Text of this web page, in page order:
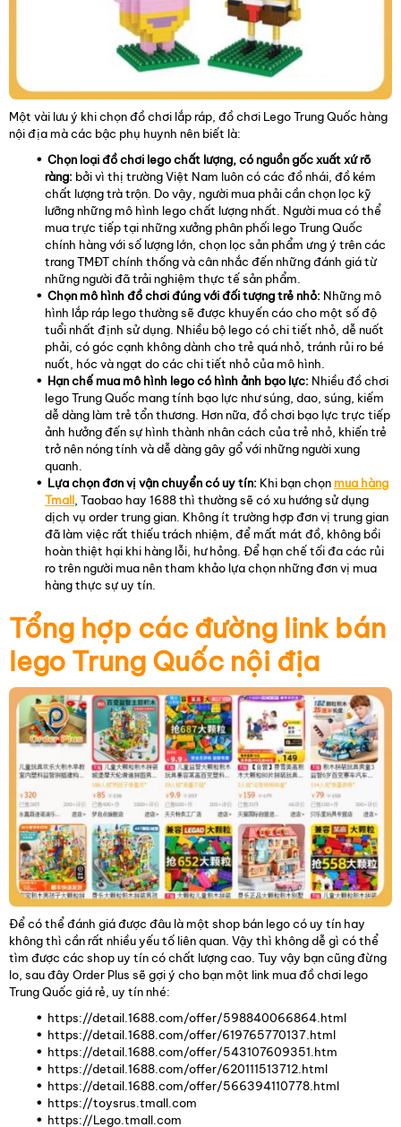
Một vài lưu ý khi chọn đồ chơi lắp ráp, đồ chơi Lego Trung Quốc hàng
nội địa mà các bậc phụ huynh nên biết là:
Chọn loại đồ chơi lego chất lượng, có nguồn gốc xuất xứ rõ
ràng: bởi vì thị trường Việt Nam luôn có các đồ nhái, đồ kém
chất lượng trà trộn. Do vậy, người mua phải cần chọn lọc kỹ
lưỡng những mô hình lego chất lượng nhất. Người mua có thể
mua trực tiếp tại những xưởng phân phối lego Trung Quốc
chính hàng với số lượng lớn, chọn lọc sản phẩm ưng ý trên các
trang TMĐT chính thống và cân nhắc đến những đánh giá từ
những người đã trải nghiệm thực tế sản phẩm.
Chọn mô hình đồ chơi đúng với đối tượng trẻ nhỏ: Những mô
hình lắp ráp lego thường sẽ được khuyến cáo cho một số độ
tuổi nhất định sử dụng. Nhiều bộ lego có chi tiết nhỏ, dễ nuốt
phải, có góc cạnh không dành cho trẻ quá nhỏ, tránh rủi ro bé
nuốt, hóc và ngạt do các chi tiết nhỏ của mô hình.
Hạn chế mua mô hình lego có hình ảnh bạo lực: Nhiều đồ chơi
lego Trung Quốc mang tính bạo lực như súng, dao, súng, kiếm
dễ dàng làm trẻ tổn thương. Hơn nữa, đồ chơi bạo lực trực tiếp
ảnh hưởng đến sự hình thành nhân cách của trẻ nhỏ, khiến trẻ
trở nên nóng tính và dễ dàng gây gổ với những người xung
quanh.
Lựa chọn đơn vị vận chuyển có uy tín: Khi bạn chọnmua hàng
Tmall, Taobao hay 1688 thì thường sẽ có xu hướng sử dụng
dịch vụ order trung gian. Không ít trường hợp đơn vị trung gian
đã làm việc rất thiếu trách nhiệm, để mất mát đồ, không bồi
hoàn thiệt hại khi hàng lỗi, hư hỏng. Để hạn chế tối đa các rủi
ro trên người mua nên tham khảo lựa chọn những đơn vị mua
hàng thực sự uy tín.
Tổng hợp các đường link bán
lego Trung Quốc nội địa
Để có thể đánh giá được đâu là một shop bán lego có uy tín hay
không thì cần rất nhiều yếu tố liên quan. Vậy thì không dễ gì có thể
tìm được các shop uy tín có chất lượng cao. Tuy vậy bạn cũng đừng
lo, sau đây Order Plus sẽ gợi ý cho bạn một link mua đồ chơi lego
Trung Quốc giá rẻ, uy tín nhé:
https://detail.1688.com/offer/598840066864.html
https://detail.1688.com/offer/619765770137.html
https://detail.1688.com/offer/543107609351.htm
https://detail.1688.com/offer/620111513712.html
https://detail.1688.com/offer/566394110778.html
https://toysrus.tmall.com
https://Lego.tmall.com